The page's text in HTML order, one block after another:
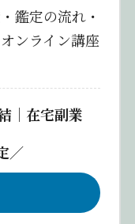
鑑定の流れ・
ンライン講座
｜在宅副業
／